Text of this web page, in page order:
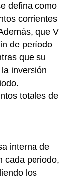
defina como
corrientes
que V
de período
que su
inversión
totales de
interna de
cada periodo,
los